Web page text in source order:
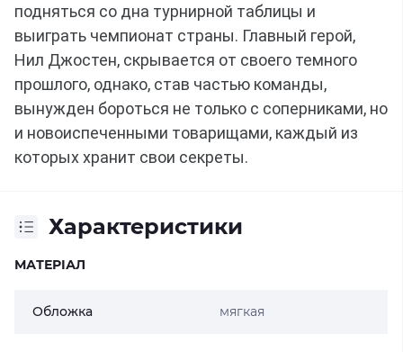
подняться со дна турнирной таблицы и
выиграть чемпионат страны. Главный герой,
Нил Джостен, скрывается от своего темного
прошлого, однако, став частью команды,
вынужден бороться не только с соперниками, но
и новоиспеченными товарищами, каждый из
которых хранит свои секреты.
Характеристики
МАТЕРІАЛ
Обложка мягкая